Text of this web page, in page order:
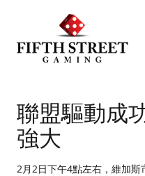
聯盟驅動成
強大
2月2日下午4點左右，維加